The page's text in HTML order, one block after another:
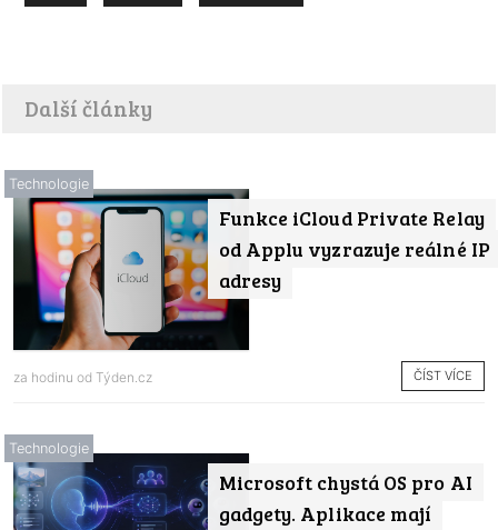
Další články
Funkce iCloud Private Relay
od Applu vyzrazuje reálné IP
adresy
Technologie
za hodinu od Týden.cz ČÍST VÍCE
Microsoft chystá OS pro AI
gadgety. Aplikace mají
Technologie